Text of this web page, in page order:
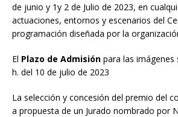
de junio y 1y 2 de Julio de 2023, en
actuaciones, entornos y escenarios del
programación diseñada por la
El Plazo de Admisión para las imágenes
h. del 10 de julio de 2023
La selección y concesión del premio del
a propuesta de un Jurado nombrado por